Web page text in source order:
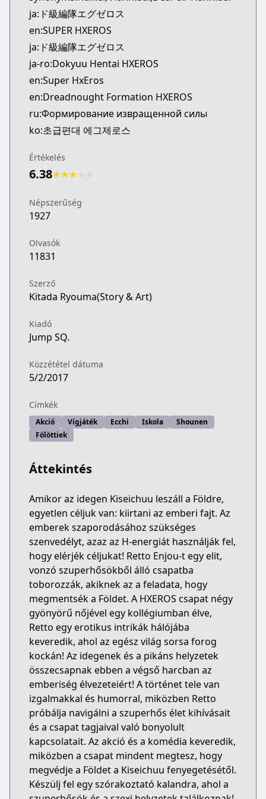
Kitsu
https://kitsu.app/manga/39805
CDJapan
CDJapan
https://www.anime-planet.com/manga/http://
MangaUpdates
MangaUpdates
https://www.mangaupdates.com/
Book☆Walker
Book☆Walker
https://bookwalker.jp/series/121137/list
Official English
Official English
ja:ド級編隊エグゼロス
en:SUPER HXEROS
ja:ド級編隊エグゼロス
ja-ro:Dokyuu Hentai HXEROS
en:Super HxEros
en:Dreadnought Formation HXEROS
ru:Формирование извращенной силы
ko:초급편대 에그제로스
Értékelés
6.38★★★
Népszerűség
1927
Olvasók
11831
Szerző
Kitada Ryouma(Story & Art)
Kiadó
Jump SQ.
Közzététel dátuma
5/2/2017
Címkék
Akció Vígjáték Ecchi Iskola
Shounen
Fölöttiek
Áttekintés
Amikor az idegen Kiseichuu leszáll a Földre,
egyetlen céljuk van: kiirtani az emberi fajt. Az
emberek szaporodásához szükséges
szenvedélyt, azaz az H-energiát használják fel,
hogy elérjék céljukat! Retto Enjou-t egy elit,
vonzó szuperhősökből álló csapatba
toborozzák, akiknek az a feladata, hogy
megmentsék a Földet. A HXEROS csapat négy
gyönyörű nőjével egy kollégiumban élve,
Retto egy erotikus intrikák hálójába
keveredik, ahol az egész világ sorsa forog
kockán! Az idegenek és a pikáns helyzetek
összecsapnak ebben a végső harcban az
emberiség élvezeteiért! A történet tele van
izgalmakkal és humorral, miközben Retto
próbálja navigálni a szuperhős élet kihívásait
és a csapat tagjaival való bonyolult
kapcsolatait. Az akció és a komédia keveredik,
miközben a csapat mindent megtesz, hogy
megvédje a Földet a Kiseichuu fenyegetésétől.
Készülj fel egy szórakoztató kalandra, ahol a